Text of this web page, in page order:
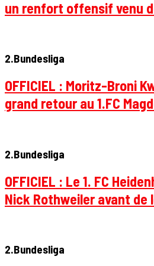
un renfort offensif venu
2.Bundesliga
OFFICIEL : Moritz-Broni
grand retour au 1.FC
2.Bundesliga
OFFICIEL : Le 1. FC
Nick Rothweiler avant de
2.Bundesliga